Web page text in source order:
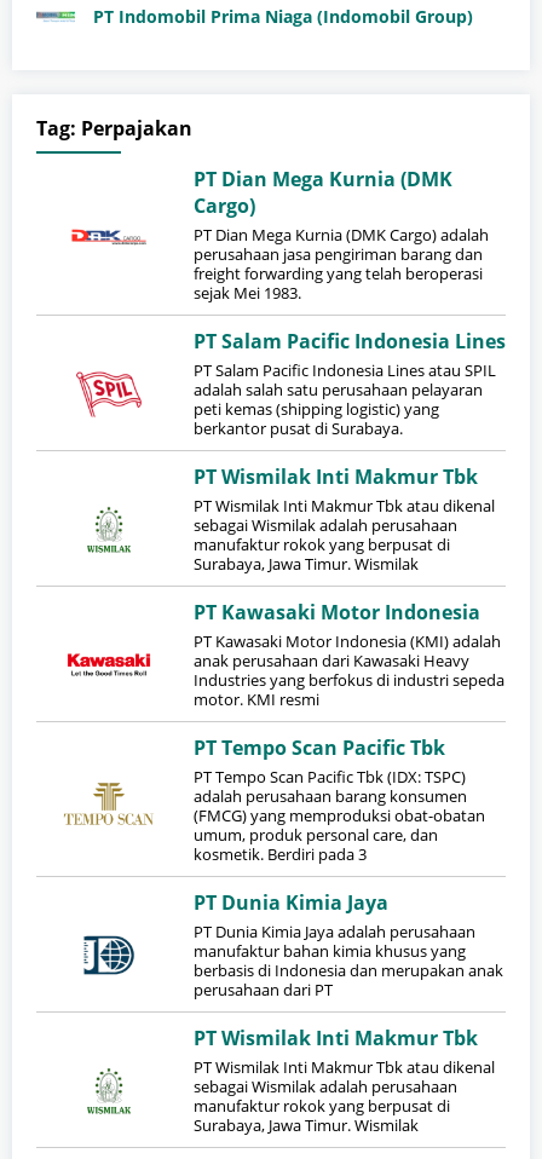
PT Indomobil Prima Niaga (Indomobil Group)
Tag: Perpajakan
PT Dian Mega Kurnia (DMK
Cargo)
PT Dian Mega Kurnia (DMK Cargo) adalah
perusahaan jasa pengiriman barang dan
freight forwarding yang telah beroperasi
sejak Mei 1983.
PT Salam Pacific Indonesia Lines
PT Salam Pacific Indonesia Lines atau SPIL
adalah salah satu perusahaan pelayaran
peti kemas (shipping logistic) yang
berkantor pusat di Surabaya.
PT Wismilak Inti Makmur Tbk
PT Wismilak Inti Makmur Tbk atau dikenal
sebagai Wismilak adalah perusahaan
manufaktur rokok yang berpusat di
Surabaya, Jawa Timur. Wismilak
PT Kawasaki Motor Indonesia
PT Kawasaki Motor Indonesia (KMI) adalah
anak perusahaan dari Kawasaki Heavy
Industries yang berfokus di industri sepeda
motor. KMI resmi
PT Tempo Scan Pacific Tbk
PT Tempo Scan Pacific Tbk (IDX: TSPC)
adalah perusahaan barang konsumen
(FMCG) yang memproduksi obat-obatan
umum, produk personal care, dan
kosmetik. Berdiri pada 3
PT Dunia Kimia Jaya
PT Dunia Kimia Jaya adalah perusahaan
manufaktur bahan kimia khusus yang
berbasis di Indonesia dan merupakan anak
perusahaan dari PT
PT Wismilak Inti Makmur Tbk
PT Wismilak Inti Makmur Tbk atau dikenal
sebagai Wismilak adalah perusahaan
manufaktur rokok yang berpusat di
Surabaya, Jawa Timur. Wismilak